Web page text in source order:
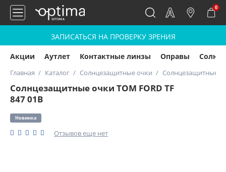
0
ЗАПИСАТЬСЯ НА ПРОВЕРКУ ЗРЕНИЯ
Акции Аутлет Контактные линзы Оправы
Главная Каталог Солнцезащитные очки Солнцезащитные
Солнцезащитные очки TOM FORD TF
847 01В
Новинка
Отзывов еще нет